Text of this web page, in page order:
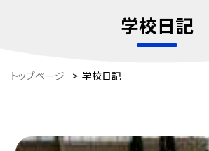
学校日記
トップページ > 学校日記